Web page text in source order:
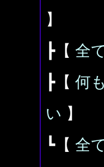
】
┣【 全
┣【 何
い 】
┗【 全